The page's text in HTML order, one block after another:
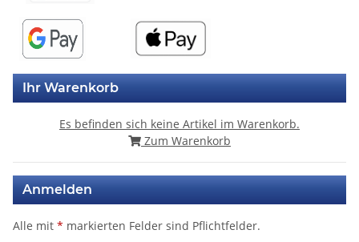
Ihr Warenkorb
Es befinden sich keine Artikel im Warenkorb.
Zum Warenkorb
Anmelden
Alle mit * markierten Felder sind Pflichtfelder.